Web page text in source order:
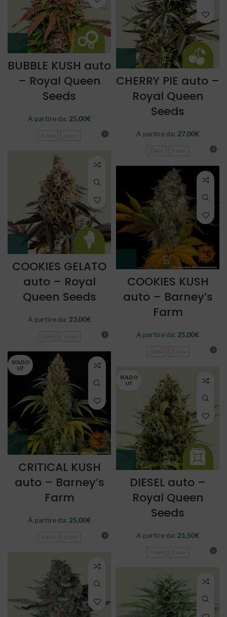
BUBBLE KUSH auto
– Royal Queen
Seeds
A partire da: 25,00€
CHERRY PIE auto –
Royal Queen
Seeds
A partire da: 27,00€
3 semi
COOKIES GELATO
auto – Royal
Queen Seeds
A partire da: 23,00€
3 semi
COOKIES KUSH
auto – Barney’s
Farm
A partire da: 25,00€
3 semi
SOLD O
UT
CRITICAL KUSH
auto – Barney’s
Farm
A partire da: 25,00€
SOLD O
UT
DIESEL auto –
Royal Queen
Seeds
A partire da: 21,50€